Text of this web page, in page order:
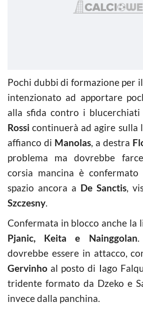
Pochi dubbi di formazione per
intenzionato ad apportare
alla sfida contro i blucerchiati
Rossi continuerà ad agire sulla
affianco di Manolas, a destra
problema ma dovrebbe
corsia mancina è confermato
spazio ancora a De Sanctis,
Szczesny.
Confermata in blocco anche la
Pjanic, Keita e Nainggolan.
dovrebbe essere in attacco,
Gervinho al posto di Iago
tridente formato da Dzeko e
invece dalla panchina.